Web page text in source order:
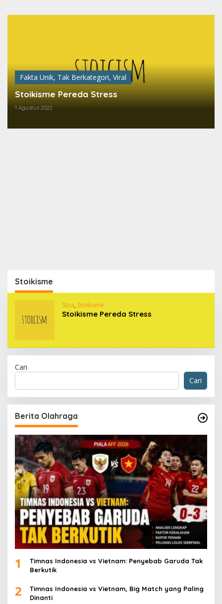
Fakta Unik, Tak Berkategori, Viral
Stoikisme Pereda Stress
1 Agustus 2022
Stoikisme
Stoa, Stoikisme
Stoikisme Pereda Stress
Cari
Cari
Berita Olahraga
1
Timnas Indonesia vs Vietnam: Penyebab Garuda Tak
Berkutik
2
Timnas Indonesia vs Vietnam, Big Match yang Paling
Dinanti